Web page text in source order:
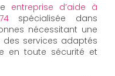
entreprise d’aide à
spécialisée dans
nécessitant une
des services adaptés
en toute sécurité et